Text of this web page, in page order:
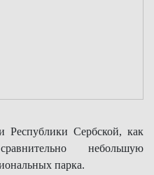
Республики Сербской, как
небольшую
парка.